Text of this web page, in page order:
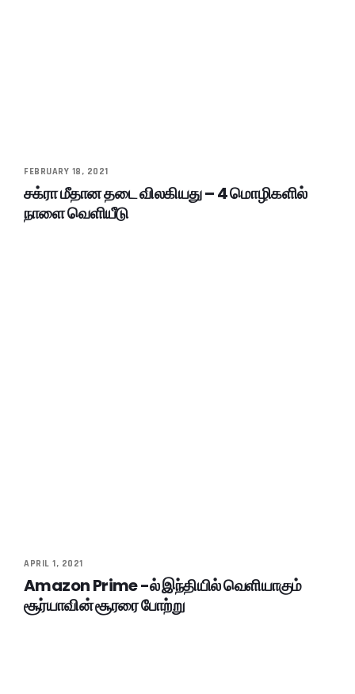
FEBRUARY 18, 2021
சக்ரா மீதான தடை விலகியது – 4 மொழிகளில்
நாளை வெளியீடு
APRIL 1, 2021
Amazon Prime -ல் இந்தியில் வெளியாகும்
சூர்யாவின் சூரரை போற்று